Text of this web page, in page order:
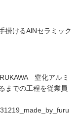
掛けるAlNセラミック
窒化アルミ
までの工程を従業員